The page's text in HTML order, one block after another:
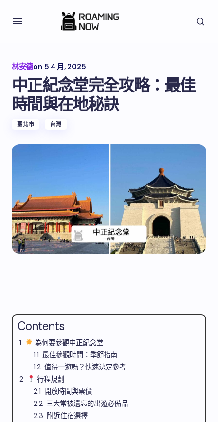
林安德on 5 4 月, 2025
中正紀念堂完全攻略：最佳
時間與在地秘訣
臺北市 台灣
Contents
為何要參觀中正紀念堂
最佳參觀時間：季節指南
值得一遊嗎？快速決定參考
行程規劃
開放時間與票價
三大常被遺忘的出遊必備品
附近住宿選擇